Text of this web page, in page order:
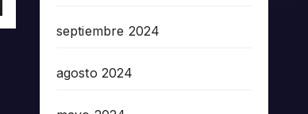
septiembre 2024
agosto 2024